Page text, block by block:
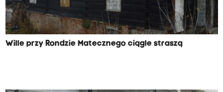
Wille przy Rondzie Matecznego ciągle straszą